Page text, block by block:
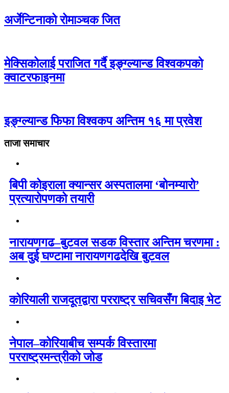
अर्जेन्टिनाको रोमाञ्चक जित
मेक्सिकोलाई पराजित गर्दै इङ्ग्ल्यान्ड विश्वकपको
क्वाटरफाइनमा
इङ्ग्ल्यान्ड फिफा विश्वकप अन्तिम १६ मा प्रवेश
ताजा समाचार
बिपी कोइराला क्यान्सर अस्पतालमा ‘बोनम्यारो’
प्रत्यारोपणको तयारी
नारायणगढ–बुटवल सडक विस्तार अन्तिम चरणमा :
अब दुई घण्टामा नारायणगढदेखि बुटवल
कोरियाली राजदूतद्वारा परराष्ट्र सचिवसँग बिदाइ भेट
नेपाल–कोरियाबीच सम्पर्क विस्तारमा
परराष्ट्रमन्त्रीको जोड